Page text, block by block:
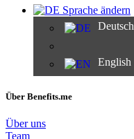
Sprache ändern
Deutsch
English
Über Benefits.me
Über uns
Team